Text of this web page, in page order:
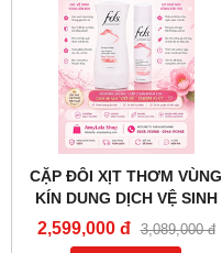
CẶP ĐÔI XỊT THƠM VÙNG
KÍN DUNG DỊCH VỆ SINH
PHỤ NỮ DỊU NHẸ FDS
FEMININE BABY POWDER -
2,599,000 đ 3,089,000 đ